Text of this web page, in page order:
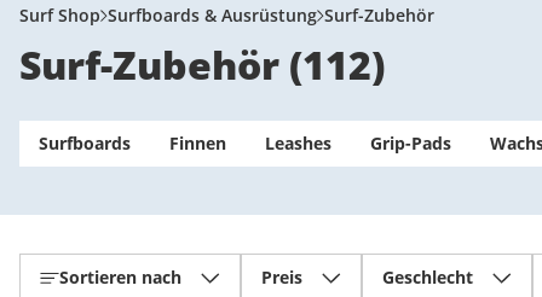
Svizzera (Italiano)
France
Suomi
United Kingdom
Surf Shop Surfboards & Ausrüstung Surf-Zubehör
Surf-Zubehör (112)
Surfboards Finnen Leashes Grip-Pads
Sortieren nach Preis Geschlecht